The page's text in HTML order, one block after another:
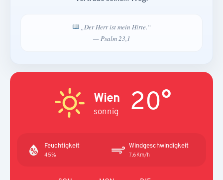
„Der Herr ist mein Hirte.“
— Psalm 23,1
Wien
sonnig 20°
Feuchtigkeit
45%
Windgeschwindigkeit
7.6Km/h